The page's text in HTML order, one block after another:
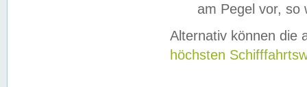
am Pegel vor,
Alternativ können die
höchsten